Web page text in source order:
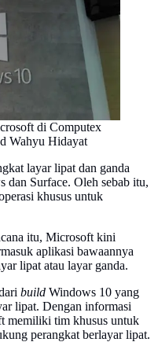
di Computex
Wahyu Hidayat
layar lipat dan ganda
dan Surface. Oleh sebab itu,
khusus untuk
itu, Microsoft kini
aplikasi bawaannya
lipat atau layar ganda.
build Windows 10 yang
lipat. Dengan informasi
memiliki tim khusus untuk
perangkat berlayar lipat.